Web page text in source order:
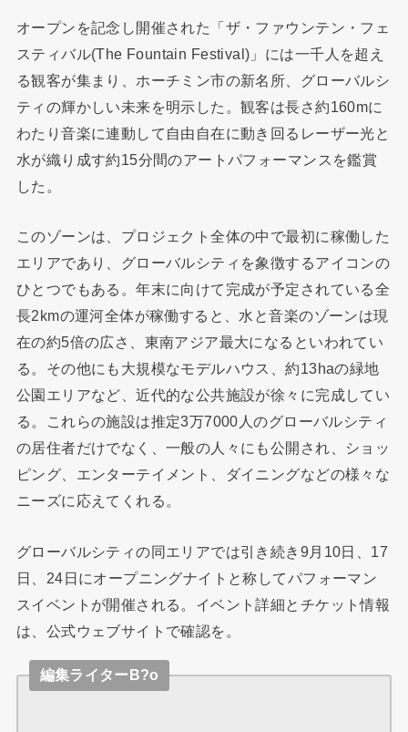
オープンを記念し開催された「ザ・ファウンテン・フェ
スティバル(The Fountain Festival)」には一千人を超え
る観客が集まり、ホーチミン市の新名所、グローバルシ
ティの輝かしい未来を明示した。観客は長さ約160mに
わたり音楽に連動して自由自在に動き回るレーザー光と
水が織り成す約15分間のアートパフォーマンスを鑑賞
した。
このゾーンは、プロジェクト全体の中で最初に稼働した
エリアであり、グローバルシティを象徴するアイコンの
ひとつでもある。年末に向けて完成が予定されている全
長2kmの運河全体が稼働すると、水と音楽のゾーンは現
在の約5倍の広さ、東南アジア最大になるといわれてい
る。その他にも大規模なモデルハウス、約13haの緑地
公園エリアなど、近代的な公共施設が徐々に完成してい
る。これらの施設は推定3万7000人のグローバルシティ
の居住者だけでなく、一般の人々にも公開され、ショッ
ピング、エンターテイメント、ダイニングなどの様々な
ニーズに応えてくれる。
グローバルシティの同エリアでは引き続き9月10日、17
日、24日にオープニングナイトと称してパフォーマン
スイベントが開催される。イベント詳細とチケット情報
は、公式ウェブサイトで確認を。
編集ライターB?o